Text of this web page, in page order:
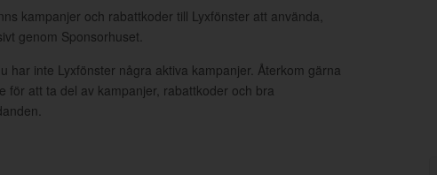
kampanjer och rabattkoder till Lyxfönster att använda,
genom Sponsorhuset.
har inte Lyxfönster några aktiva kampanjer. Återkom gärna
för att ta del av kampanjer, rabattkoder och bra